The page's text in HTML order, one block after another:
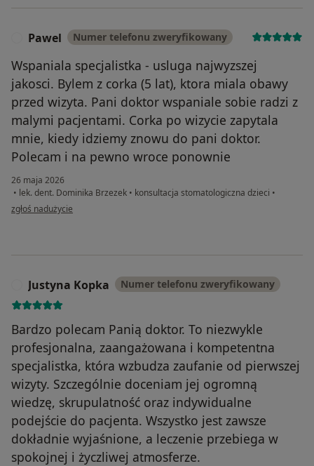
Pawel Numer telefonu zweryfikowany
Wspaniala specjalistka - usluga najwyzszej
jakosci. Bylem z corka (5 lat), ktora miala obawy
przed wizyta. Pani doktor wspaniale sobie radzi z
malymi pacjentami. Corka po wizycie zapytala
mnie, kiedy idziemy znowu do pani doktor.
Polecam i na pewno wroce ponownie
26 maja 2026
• lek. dent. Dominika Brzezek • konsultacja stomatologiczna dzieci •
w opinii użytkownika Pawel
zgłoś nadużycie
Justyna Kopka Numer telefonu zweryfikowany
Bardzo polecam Panią doktor. To niezwykle
profesjonalna, zaangażowana i kompetentna
specjalistka, która wzbudza zaufanie od pierwszej
wizyty. Szczególnie doceniam jej ogromną
wiedzę, skrupulatność oraz indywidualne
podejście do pacjenta. Wszystko jest zawsze
dokładnie wyjaśnione, a leczenie przebiega w
spokojnej i życzliwej atmosferze.